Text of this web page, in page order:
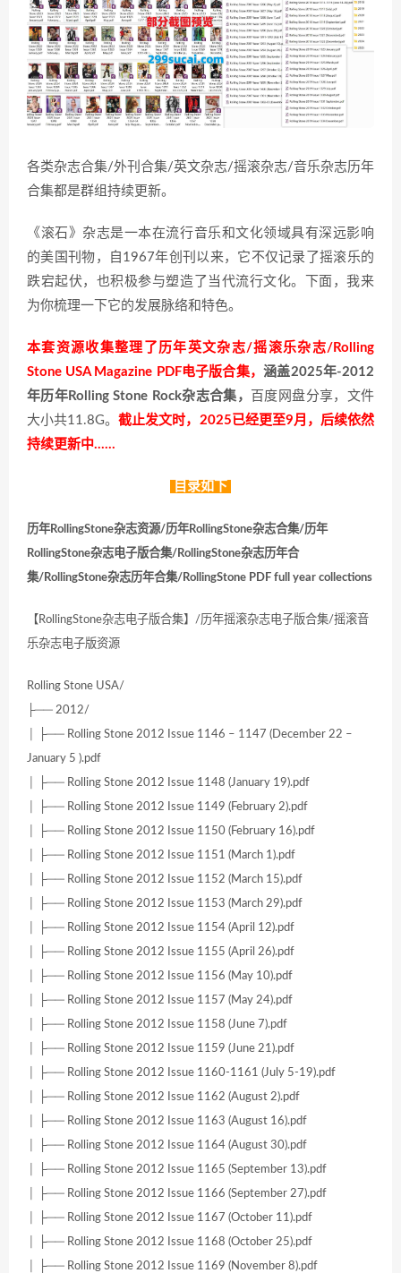
各类杂志合集/外刊合集/英文杂志/摇滚杂志/音乐杂志历年
合集都是群组持续更新。
《滚石》杂志是一本在流行音乐和文化领域具有深远影响
的美国刊物，自1967年创刊以来，它不仅记录了摇滚乐的
跌宕起伏，也积极参与塑造了当代流行文化。下面，我来
为你梳理一下它的发展脉络和特色。
本套资源收集整理了历年英文杂志/摇滚乐杂志/Rolling
Stone USA Magazine PDF电子版合集，涵盖2025年-2012
年历年Rolling Stone Rock杂志合集，
百度网盘分享，文件
大小共11.8G。截止发文时，2025已经更至9月，后续依然
持续更新中……
目录如下
历年RollingStone杂志资源/历年RollingStone杂志合集/历年
RollingStone杂志电子版合集/RollingStone杂志历年合
集/RollingStone杂志历年合集/RollingStone PDF full year collections
【RollingStone杂志电子版合集】/历年摇滚杂志电子版合集/摇滚音
乐杂志电子版资源
Rolling Stone USA/
├── 2012/
│ ├── Rolling Stone 2012 Issue 1146 – 1147 (December 22 –
January 5 ).pdf
│ ├── Rolling Stone 2012 Issue 1148 (January 19).pdf
│ ├── Rolling Stone 2012 Issue 1149 (February 2).pdf
│ ├── Rolling Stone 2012 Issue 1150 (February 16).pdf
│ ├── Rolling Stone 2012 Issue 1151 (March 1).pdf
│ ├── Rolling Stone 2012 Issue 1152 (March 15).pdf
│ ├── Rolling Stone 2012 Issue 1153 (March 29).pdf
│ ├── Rolling Stone 2012 Issue 1154 (April 12).pdf
│ ├── Rolling Stone 2012 Issue 1155 (April 26).pdf
│ ├── Rolling Stone 2012 Issue 1156 (May 10).pdf
│ ├── Rolling Stone 2012 Issue 1157 (May 24).pdf
│ ├── Rolling Stone 2012 Issue 1158 (June 7).pdf
│ ├── Rolling Stone 2012 Issue 1159 (June 21).pdf
│ ├── Rolling Stone 2012 Issue 1160-1161 (July 5-19).pdf
│ ├── Rolling Stone 2012 Issue 1162 (August 2).pdf
│ ├── Rolling Stone 2012 Issue 1163 (August 16).pdf
│ ├── Rolling Stone 2012 Issue 1164 (August 30).pdf
│ ├── Rolling Stone 2012 Issue 1165 (September 13).pdf
│ ├── Rolling Stone 2012 Issue 1166 (September 27).pdf
│ ├── Rolling Stone 2012 Issue 1167 (October 11).pdf
│ ├── Rolling Stone 2012 Issue 1168 (October 25).pdf
│ ├── Rolling Stone 2012 Issue 1169 (November 8).pdf